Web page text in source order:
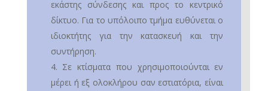
εκάστης σύνδεσης και προς το κεντρικό
δίκτυο. Για το υπόλοιπο τμήμα ευθύνεται ο
ιδιοκτήτης για την κατασκευή και την
συντήρηση.
Σε κτίσματα που χρησιμοποιούνται εν
μέρει ή εξ ολοκλήρου σαν εστιατόρια, είναι